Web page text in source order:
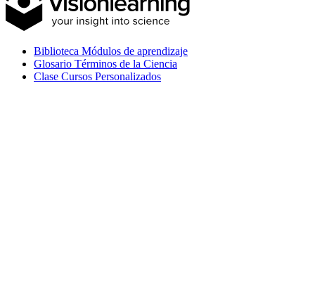
Biblioteca Módulos de aprendizaje
Glosario Términos de la Ciencia
Clase Cursos Personalizados